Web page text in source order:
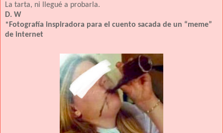
La tarta, ni llegué a probarla.
D. W
*Fotografía inspiradora para el cuento sacada de un “meme”
de internet